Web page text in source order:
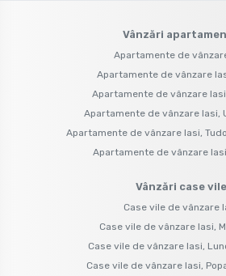
Vânzări
Apartamente de
Apartamente de vânzare
Apartamente de vânzare
Apartamente de vânzare Iasi,
Apartamente de vânzare Iasi,
Apartamente de vânzare
Vânzări case vile
Case vile de vânzare
Case vile de vânzare Iasi,
Case vile de vânzare Iasi,
Case vile de vânzare Iasi,